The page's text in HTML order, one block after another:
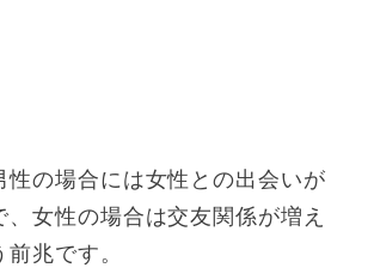
性の場合には女性との出会いが
、女性の場合は交友関係が増え
兆です。